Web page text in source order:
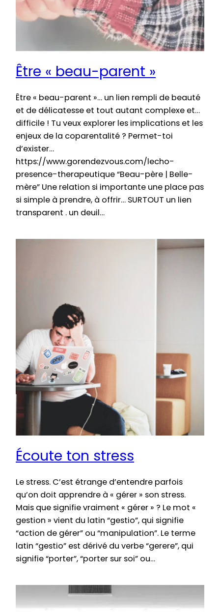
Être « beau-parent »
Être « beau-parent »… un lien rempli de beauté
et de délicatesse et tout autant complexe et…
difficile ! Tu veux explorer les implications et les
enjeux de la coparentalité ? Permet-toi
d’exister…
https://www.gorendezvous.com/lecho-
presence-therapeutique “Beau-père | Belle-
mère” Une relation si importante une place pas
si simple à prendre, à offrir… SURTOUT un lien
transparent . un deuil…
Écoute ton stress
Le stress. C’est étrange d’entendre parfois
qu’on doit apprendre à « gérer » son stress.
Mais que signifie vraiment « gérer » ? Le mot «
gestion » vient du latin “gestio”, qui signifie
“action de gérer” ou “manipulation”. Le terme
latin “gestio” est dérivé du verbe “gerere”, qui
signifie “porter”, “porter sur soi” ou…